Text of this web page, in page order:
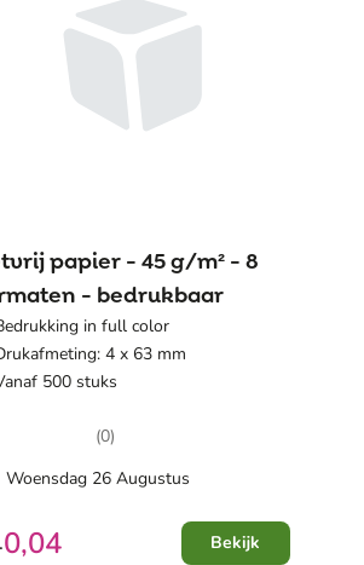
papier - 45 g/m² - 8
- bedrukbaar
in full color
4 x 63 mm
500 stuks
(0)
Woensdag 26 Augustus
0,04 Bekijk